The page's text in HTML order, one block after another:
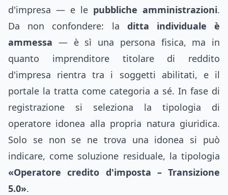
d'impresa — e le pubbliche amministrazioni.
Da non confondere: la ditta individuale è
ammessa — è sì una persona fisica, ma in
quanto imprenditore titolare di reddito
d'impresa rientra tra i soggetti abilitati, e il
portale la tratta come categoria a sé. In fase di
registrazione si seleziona la tipologia di
operatore idonea alla propria natura giuridica.
Solo se non se ne trova una idonea si può
indicare, come soluzione residuale, la tipologia
«Operatore credito d'imposta – Transizione
5.0».